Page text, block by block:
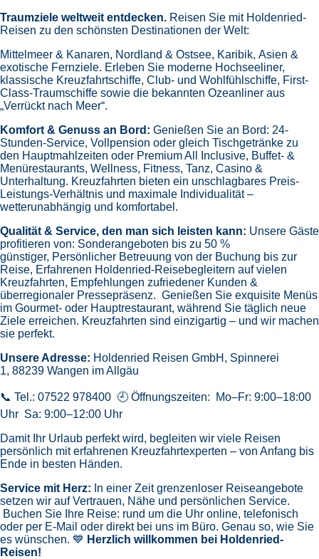
Traumziele weltweit entdecken. Reisen Sie mit Holdenried-
Reisen zu den schönsten Destinationen der Welt:
Mittelmeer & Kanaren, Nordland & Ostsee, Karibik, Asien &
exotische Fernziele. Erleben Sie moderne Hochseeliner,
klassische Kreuzfahrtschiffe, Club- und Wohlfühlschiffe, First-
Class-Traumschiffe sowie die bekannten Ozeanliner aus
„Verrückt nach Meer“.
Komfort & Genuss an Bord: Genießen Sie an Bord: 24-
Stunden-Service, Vollpension oder gleich Tischgetränke zu
den Hauptmahlzeiten oder Premium All Inclusive, Buffet- &
Menürestaurants, Wellness, Fitness, Tanz, Casino &
Unterhaltung. Kreuzfahrten bieten ein unschlagbares Preis-
Leistungs-Verhältnis und maximale Individualität –
wetterunabhängig und komfortabel.
Qualität & Service, den man sich leisten kann: Unsere Gäste
profitieren von: Sonderangeboten bis zu 50 %
günstiger, Persönlicher Betreuung von der Buchung bis zur
Reise, Erfahrenen Holdenried-Reisebegleitern auf vielen
Kreuzfahrten, Empfehlungen zufriedener Kunden &
überregionaler Pressepräsenz. Genießen Sie exquisite Menüs
im Gourmet- oder Hauptrestaurant, während Sie täglich neue
Ziele erreichen. Kreuzfahrten sind einzigartig – und wir machen
sie perfekt.
Unsere Adresse: Holdenried Reisen GmbH, Spinnerei
1, 88239 Wangen im Allgäu
📞 Tel.: 07522 978400 🕘 Öffnungszeiten: Mo–Fr: 9:00–18:00
Uhr Sa: 9:00–12:00 Uhr
Damit Ihr Urlaub perfekt wird, begleiten wir viele Reisen
persönlich mit erfahrenen Kreuzfahrtexperten – von Anfang bis
Ende in besten Händen.
Service mit Herz: In einer Zeit grenzenloser Reiseangebote
setzen wir auf Vertrauen, Nähe und persönlichen Service.
Buchen Sie Ihre Reise: rund um die Uhr online, telefonisch
oder per E-Mail oder direkt bei uns im Büro. Genau so, wie Sie
es wünschen. 💙 Herzlich willkommen bei Holdenried-
Reisen!